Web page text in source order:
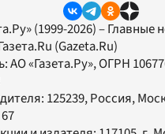
(1999-2026) – Главные
(Gazeta.Ru)
АО «Газета.Ру», ОГРН
125239, Россия,